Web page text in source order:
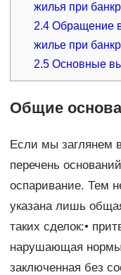
жилья при
2.4 Обращение
жилье при
2.5 Основные
Общие
Если мы заглянем
перечень
оспаривание. Тем
указана лишь
таких сделок:•
нарушающая нормы
заключенная без